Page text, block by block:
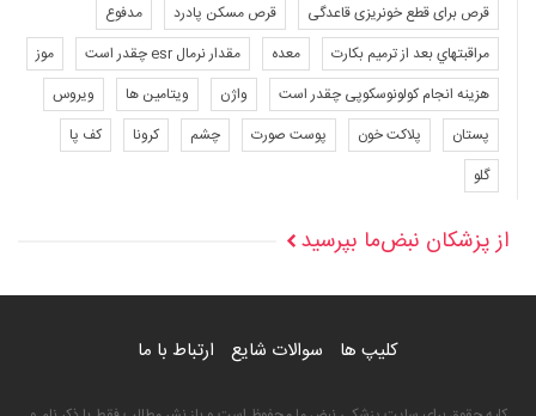
قرص برای قطع خونریزی قاعدگی
قرص مسکن پادرد
مدفوع
مراقبتهاي بعد از ترميم بكارت
معده مقدار نرمال esr چقدر است
موز
هزینه انجام کولونوسکوپی چقدر است
واژن ویتامین ها
ویروس
پستان
پلاکت خون پوست صورت چشم کرونا
کف پا
گلو
از پزشکان نبض‌ما بپرسید
کلیپ ها سوالات شایع ارتباط با ما